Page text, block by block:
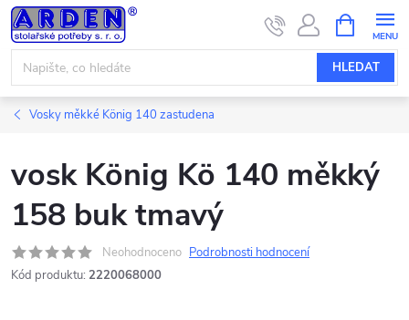
Přejít
na
obsah
HLEDAT
NÁKUPNÍ
KOŠÍK
Vosky měkké König 140 zastudena
vosk König Kö 140 měkký
158 buk tmavý
Neohodnoceno Podrobnosti hodnocení
Kód produktu: 2220068000